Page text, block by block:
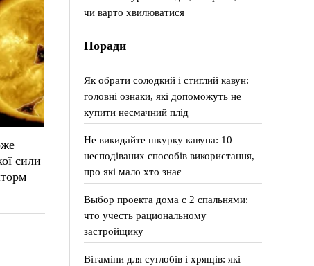
сили
чи варто хвилюватися
Поради
Як обрати солодкий і стиглий кавун:
головні ознаки, які допоможуть не
купити несмачний плід
Не викидайте шкурку кавуна: 10
несподіваних способів використання,
про які мало хто знає
Выбор проекта дома с 2 спальнями:
что учесть рациональному
застройщику
Вітаміни для суглобів і хрящів: які